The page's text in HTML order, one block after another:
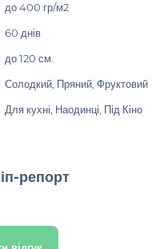
до 400 гр/м2
60 днів
до 120 см.
Солодкий, Пряний, Фруктовий
Для кухні, Наодинці, Під Кіно
репорт